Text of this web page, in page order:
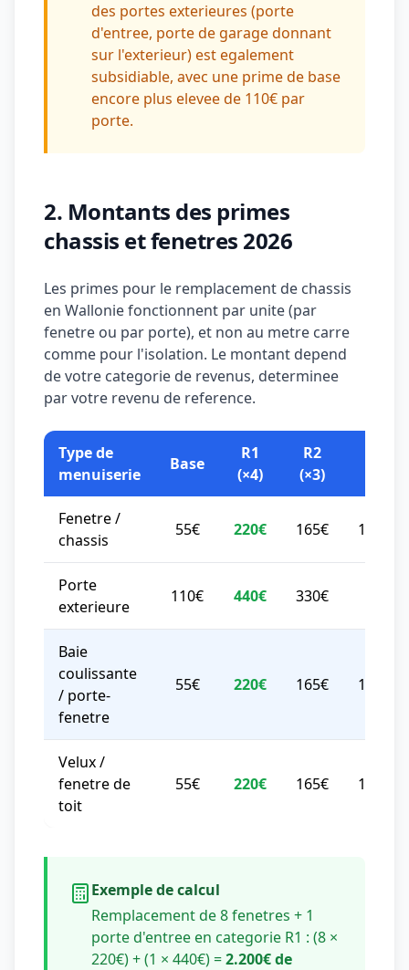
des portes exterieures (porte
d'entree, porte de garage donnant
sur l'exterieur) est egalement
subsidiable, avec une prime de base
encore plus elevee de 110€ par
porte.
2. Montants des primes
chassis et fenetres 2026
Les primes pour le remplacement de chassis
en Wallonie fonctionnent par unite (par
fenetre ou par porte), et non au metre carre
comme pour l'isolation. Le montant depend
de votre categorie de revenus, determinee
par votre revenu de reference.
Type de
menuiserie
Base
R1
(×4)
R2
(×3)
Fenetre /
chassis
55€ 220€ 165€
Porte
exterieure
110€ 440€ 330€
Baie
coulissante
/ porte-
fenetre
55€ 220€ 165€
Velux /
fenetre de
toit
55€ 220€ 165€
Exemple de calcul
Remplacement de 8 fenetres + 1
porte d'entree en categorie R1 : (8 ×
220€) + (1 × 440€) =2.200€ de